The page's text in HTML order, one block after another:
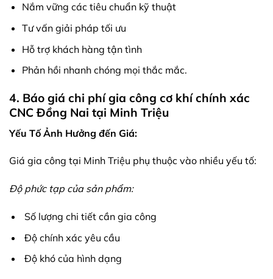
Nắm vững các tiêu chuẩn kỹ thuật
Tư vấn giải pháp tối ưu
Hỗ trợ khách hàng tận tình
Phản hồi nhanh chóng mọi thắc mắc.
4. Báo giá chi phí gia công cơ khí chính xác
CNC Đồng Nai tại Minh Triệu
Yếu Tố Ảnh Hưởng đến Giá:
Giá gia công tại Minh Triệu phụ thuộc vào nhiều yếu tố:
Độ phức tạp của sản phẩm:
Số lượng chi tiết cần gia công
Độ chính xác yêu cầu
Độ khó của hình dạng